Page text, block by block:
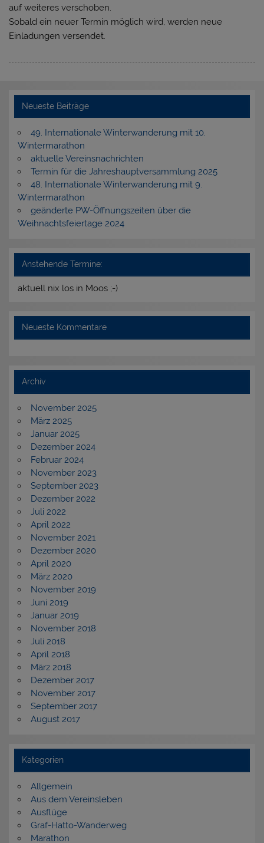
auf weiteres verschoben.
Sobald ein neuer Termin möglich wird, werden neue
Einladungen versendet.
Neueste Beiträge
49. Internationale Winterwanderung mit 10.
Wintermarathon
aktuelle Vereinsnachrichten
Termin für die Jahreshauptversammlung 2025
48. Internationale Winterwanderung mit 9.
Wintermarathon
geänderte PW-Öffnungszeiten über die
Weihnachtsfeiertage 2024
Anstehende Termine:
aktuell nix los in Moos ;-)
Neueste Kommentare
Archiv
November 2025
März 2025
Januar 2025
Dezember 2024
Februar 2024
November 2023
September 2023
Dezember 2022
Juli 2022
April 2022
November 2021
Dezember 2020
April 2020
März 2020
November 2019
Juni 2019
Januar 2019
November 2018
Juli 2018
April 2018
März 2018
Dezember 2017
November 2017
September 2017
August 2017
Kategorien
Allgemein
Aus dem Vereinsleben
Ausflüge
Graf-Hatto-Wanderweg
Marathon